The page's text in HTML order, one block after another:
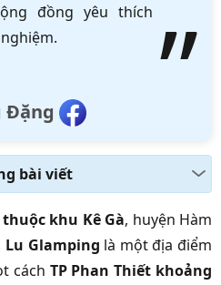
đồng yêu thích
Đặng
bài viết
thuộc khu Kê Gà, huyện Hàm
Lu Glamping là một địa điểm
cách TP Phan Thiết khoảng